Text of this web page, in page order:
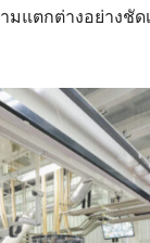
แตกต่างอย่างชั